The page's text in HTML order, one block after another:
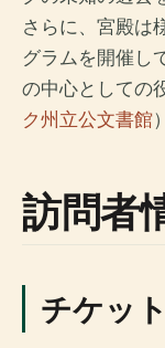
さらに、宮殿は
グラムを開催し
の中心としての
ク州立公文書館
訪問者
チケッ